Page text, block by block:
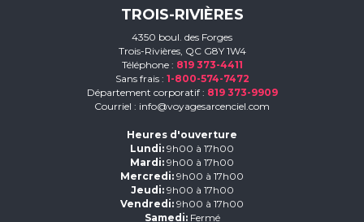
TROIS-RIVIÈRES
4350 boul. des Forges
Trois-Rivières, QC G8Y 1W4
Téléphone : 819 373-4411
Sans frais : 1-800-574-7472
Département corporatif : 819 373-9909
Courriel : info@voyagesarcenciel.com
Heures d'ouverture
Lundi: 9h00 à 17h00
Mardi: 9h00 à 17h00
Mercredi: 9h00 à 17h00
Jeudi:9h00 à 17h00
Vendredi: 9h00 à 17h00
Samedi:Fermé